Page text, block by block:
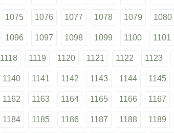
1075 1076 1077 1078 1079 1080
1096 1097 1098 1099 1100 1101
1118 1119 1120 1121 1122 1123
1140 1141 1142 1143 1144 1145
1162 1163 1164 1165 1166 1167
1184 1185 1186 1187 1188 1189